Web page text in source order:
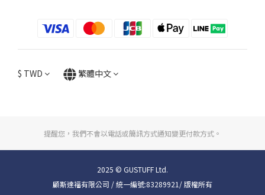
$ TWD 繁體中文
提醒您，我們不會以電話或簡訊方式通知變更付款方式。
2025 © GUSTUFF Ltd.
顧斯達福有限公司 / 統一編號:83289921/ 版權所有